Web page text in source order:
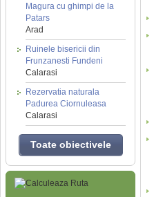
Magura cu ghimpi de la
Patars
Arad
Ruinele bisericii din
Frunzanesti Fundeni
Calarasi
Rezervatia naturala
Padurea Ciornuleasa
Calarasi
Toate obiectivele